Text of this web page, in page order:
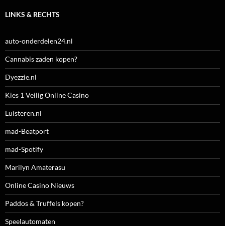
LINKS & RECHTS
auto-onderdelen24.nl
Cannabis zaden kopen?
Dyezzie.nl
Kies 1 Veilig Online Casino
Luisteren.nl
mad-Beatport
mad-Spotify
Marilyn Amaterasu
Online Casino Nieuws
Paddos & Truffels kopen?
Speelautomaten